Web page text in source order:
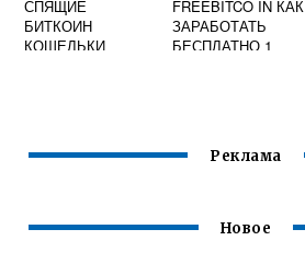
СПЯЩИЕ
БИТКОИН
КОШЕЛЬКИ
FREEBITCO IN КАК
ЗАРАБОТАТЬ
БЕСПЛАТНО 1
Реклама
Новое